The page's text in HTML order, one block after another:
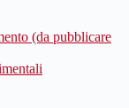
(da pubblicare